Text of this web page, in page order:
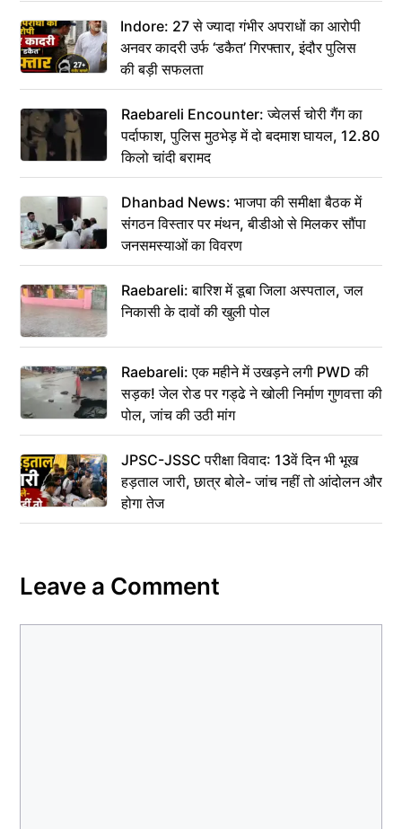
Indore: 27 से ज्यादा गंभीर अपराधों का आरोपी
अनवर कादरी उर्फ ‘डकैत’ गिरफ्तार, इंदौर पुलिस
की बड़ी सफलता
Raebareli Encounter: ज्वेलर्स चोरी गैंग का
पर्दाफाश, पुलिस मुठभेड़ में दो बदमाश घायल, 12.80
किलो चांदी बरामद
Dhanbad News: भाजपा की समीक्षा बैठक में
संगठन विस्तार पर मंथन, बीडीओ से मिलकर सौंपा
जनसमस्याओं का विवरण
Raebareli: बारिश में डूबा जिला अस्पताल, जल
निकासी के दावों की खुली पोल
Raebareli: एक महीने में उखड़ने लगी PWD की
सड़क! जेल रोड पर गड्ढे ने खोली निर्माण गुणवत्ता की
पोल, जांच की उठी मांग
JPSC-JSSC परीक्षा विवाद: 13वें दिन भी भूख
हड़ताल जारी, छात्र बोले- जांच नहीं तो आंदोलन और
होगा तेज
Leave a Comment